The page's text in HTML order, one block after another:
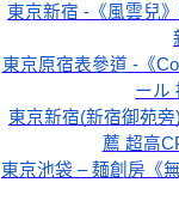
東京新宿 -《風雲兒
東京原宿表參道 -《
ール
東京新宿(新宿御苑
薦 超高
東京池袋 – 麺創房《